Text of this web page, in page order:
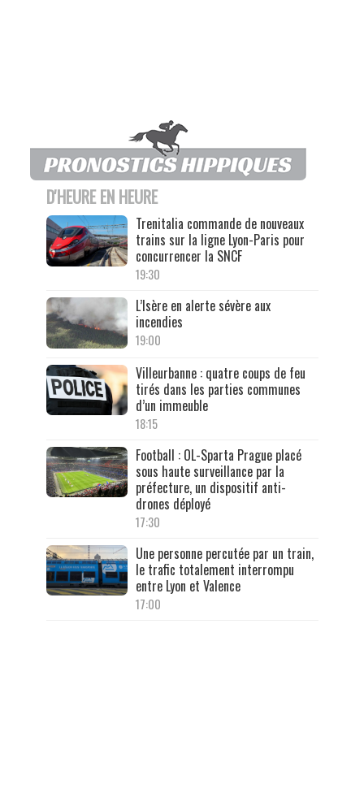
D'HEURE EN HEURE
Trenitalia commande de nouveaux
trains sur la ligne Lyon-Paris pour
concurrencer la SNCF
19:30
L’Isère en alerte sévère aux
incendies
19:00
Villeurbanne : quatre coups de feu
tirés dans les parties communes
d’un immeuble
18:15
Football : OL-Sparta Prague placé
sous haute surveillance par la
préfecture, un dispositif anti-
drones déployé
17:30
Une personne percutée par un train,
le trafic totalement interrompu
entre Lyon et Valence
17:00